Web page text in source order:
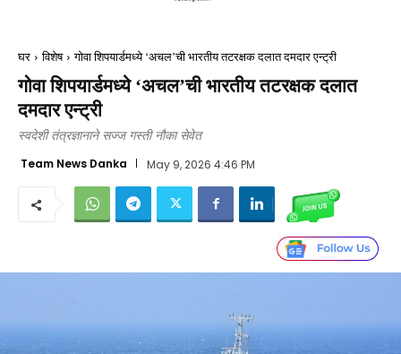
घर विशेष गोवा शिपयार्डमध्ये ‘अचल’ची भारतीय तटरक्षक दलात दमदार एन्ट्री
गोवा शिपयार्डमध्ये ‘अचल’ची भारतीय तटरक्षक दलात
दमदार एन्ट्री
स्वदेशी तंत्रज्ञानाने सज्ज गस्ती नौका सेवेत
Team News Danka May 9, 2026 4:46 PM